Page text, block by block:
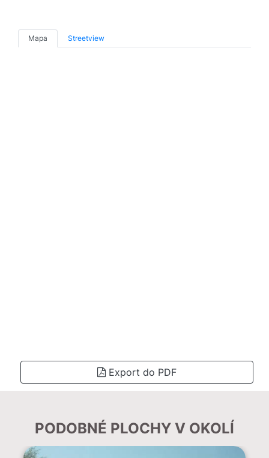
Mapa Streetview
Export do PDF
PODOBNÉ PLOCHY V OKOLÍ